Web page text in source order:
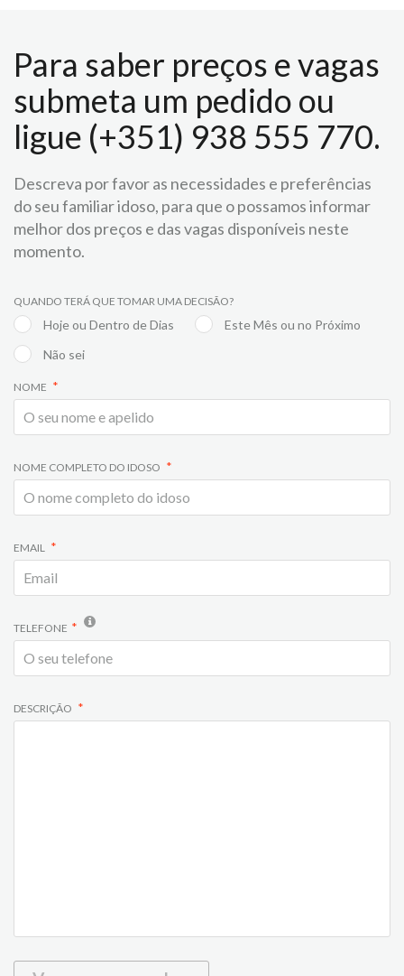
Para saber preços e vagas
submeta um pedido ou
ligue (+351) 938 555 770.
Descreva por favor as necessidades e preferências
do seu familiar idoso, para que o possamos informar
melhor dos preços e das vagas disponíveis neste
momento.
QUANDO TERÁ QUE TOMAR UMA DECISÃO?
Hoje ou Dentro de Dias
Este Mês ou no Próximo
Não sei
NOME
NOME COMPLETO DO IDOSO
EMAIL
TELEFONE
DESCRIÇÃO